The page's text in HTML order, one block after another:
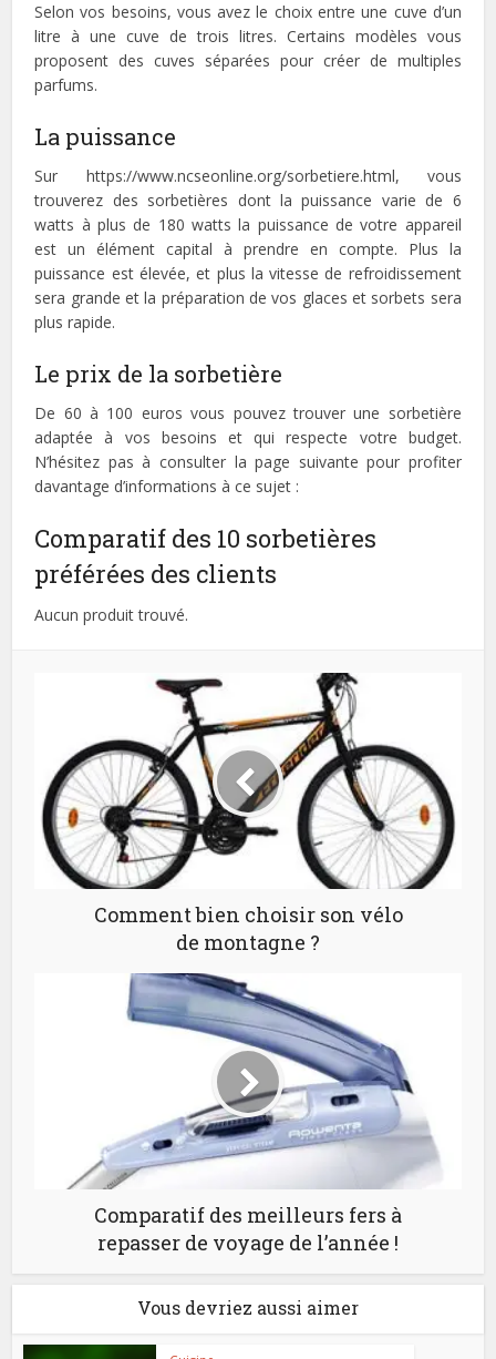
Selon vos besoins, vous avez le choix entre une cuve d’un
litre à une cuve de trois litres. Certains modèles vous
proposent des cuves séparées pour créer de multiples
parfums.
La puissance
Sur https://www.ncseonline.org/sorbetiere.html, vous
trouverez des sorbetières dont la puissance varie de 6
watts à plus de 180 watts la puissance de votre appareil
est un élément capital à prendre en compte. Plus la
puissance est élevée, et plus la vitesse de refroidissement
sera grande et la préparation de vos glaces et sorbets sera
plus rapide.
Le prix de la sorbetière
De 60 à 100 euros vous pouvez trouver une sorbetière
adaptée à vos besoins et qui respecte votre budget.
N’hésitez pas à consulter la page suivante pour profiter
davantage d’informations à ce sujet :
Comparatif des 10 sorbetières
préférées des clients
Aucun produit trouvé.
Comment bien choisir son vélo
de montagne ?
Comparatif des meilleurs fers à
repasser de voyage de l’année !
Vous devriez aussi aimer